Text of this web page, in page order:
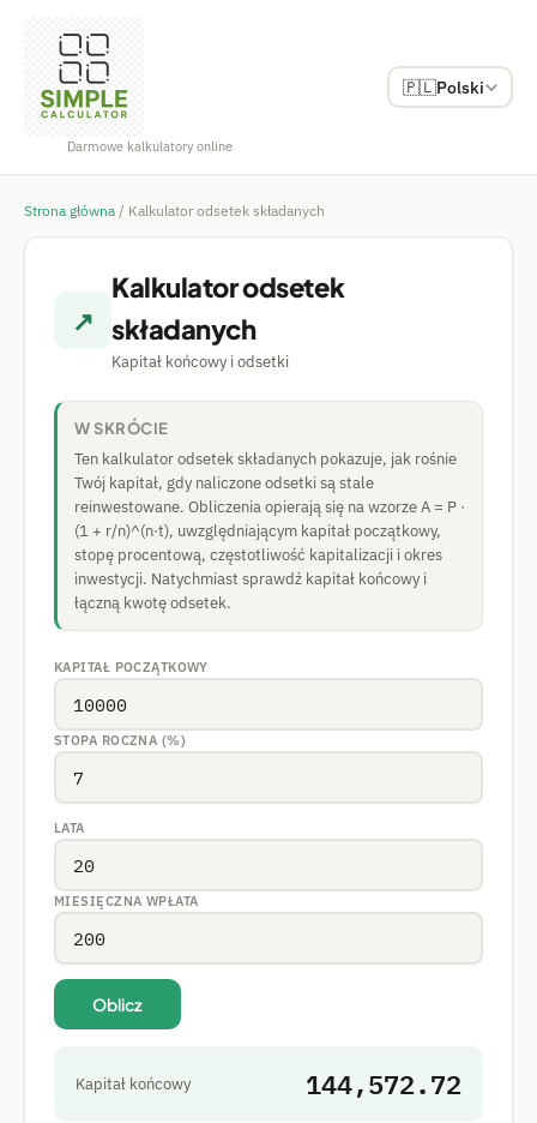
Darmowe kalkulatory online
🇵🇱Polski
Strona główna / Kalkulator odsetek składanych
↗
Kalkulator odsetek
składanych
Kapitał końcowy i odsetki
W SKRÓCIE
Ten kalkulator odsetek składanych pokazuje, jak rośnie
Twój kapitał, gdy naliczone odsetki są stale
reinwestowane. Obliczenia opierają się na wzorze A = P ·
(1 + r/n)^(n·t), uwzględniającym kapitał początkowy,
stopę procentową, częstotliwość kapitalizacji i okres
inwestycji. Natychmiast sprawdź kapitał końcowy i
łączną kwotę odsetek.
KAPITAŁ POCZĄTKOWY
STOPA ROCZNA (%)
LATA
MIESIĘCZNA WPŁATA
Oblicz
Kapitał końcowy 144,572.72